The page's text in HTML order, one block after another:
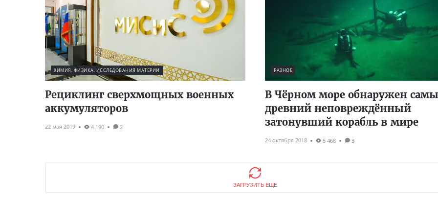
ХИМИЯ, ФИЗИКА, ИССЛЕДОВАНИЯ МАТЕРИИ
Рециклинг сверхмощных военных
аккумуляторов
22 мая 2019 4 190 2
РАЗНОЕ
В Чёрном море обнаружен
древний неповреждённый
затонувший корабль в мире
24 октября 2018 5 468 3
ЗАГРУЗИТЬ ЕЩЕ